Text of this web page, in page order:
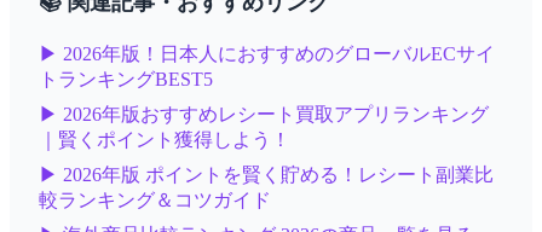
▶ 2026年版！日本人におすすめのグローバルECサイ
トランキングBEST5
▶ 2026年版おすすめレシート買取アプリランキング
｜賢くポイント獲得しよう！
▶ 2026年版 ポイントを賢く貯める！レシート副業比
較ランキング＆コツガイド